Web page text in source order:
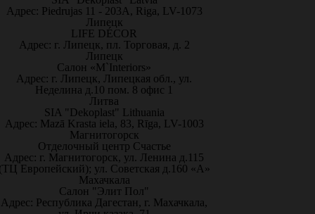
Адрес: Piedrujas 11 - 203A, Riga, LV-1073
Липецк
LIFE DÉCOR
Адрес: г. Липецк, пл. Торговая, д. 2
Липецк
Салон «M`Interiors»
Адрес: г. Липецк, Липецкая обл., ул.
Неделина д.10 пом. 8 офис 1
Литва
SIA "Dekoplast" Lithuania
Адрес: Mazā Krasta iela, 83, Rīga, LV-1003
Магнитогорск
Отделочный центр Счастье
Адрес: г. Магнитогорск, ул. Ленина д.115
Европейский); ул. Советская д.160 «А»
Махачкала
Салон "Элит Пол"
Адрес: Республика Дагестан, г. Махачкала,